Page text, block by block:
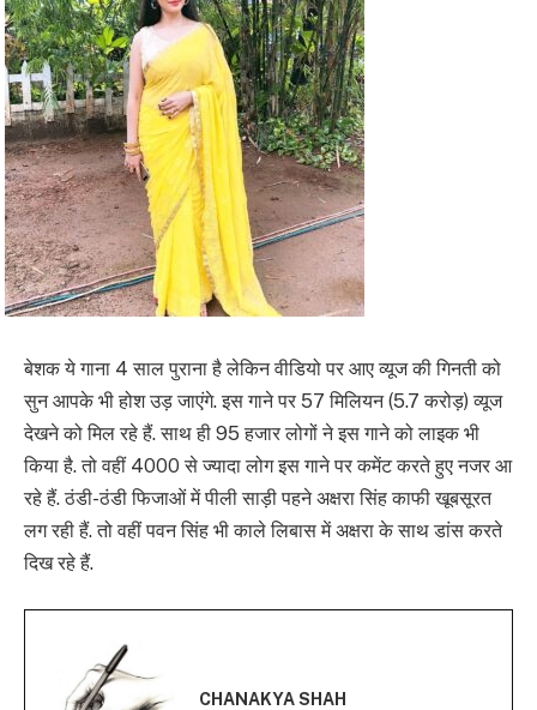
बेशक ये गाना 4 साल पुराना है लेकिन वीडियो पर आए व्यूज की गिनती को
सुन आपके भी होश उड़ जाएंगे. इस गाने पर 57 मिलियन (5.7 करोड़) व्यूज
देखने को मिल रहे हैं. साथ ही 95 हजार लोगों ने इस गाने को लाइक भी
किया है. तो वहीं 4000 से ज्यादा लोग इस गाने पर कमेंट करते हुए नजर आ
रहे हैं. ठंडी-ठंडी फिजाओं में पीली साड़ी पहने अक्षरा सिंह काफी खूबसूरत
लग रही हैं. तो वहीं पवन सिंह भी काले लिबास में अक्षरा के साथ डांस करते
दिख रहे हैं.
CHANAKYA SHAH